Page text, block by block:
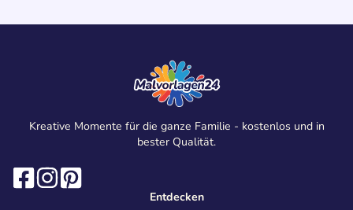
Kreative Momente für die ganze Familie - kostenlos und in
bester Qualität.
Entdecken